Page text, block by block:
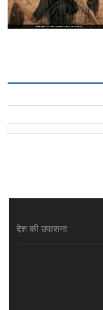
देश की उपासना